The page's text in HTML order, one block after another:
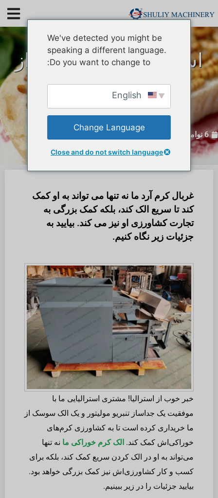
استفاده موفقیت آمیز از
مرتب کننده Shuliy
استرالیا
6 نوامبر 2023
غربال کرم آرد ما نه تنها می تواند به او کمک
کند تا سریع الک کند، بلکه کمک بزرگی به
تجارت کشاورزی او نیز می کند. بیایید به
جزئیات زیر نگاه کنیم.
خبر خوب از استرالیا! مشتری استرالیایی ما با
موفقیت یک جداساز تنبریو مولیتور و یک الک سوسک از
ما خریداری کرده است تا به کشاورزی کرم‌های
خوراکی‌اش کمک کند. الک کرم خوراکی ما نه تنها
می‌تواند به او در الک کردن سریع کمک کند، بلکه برای
کسب و کار کشاورزی‌اش نیز کمک بزرگی خواهد بود.
بیایید جزئیات را در زیر ببینیم.
We've detected you might be
speaking a different language.
Do you want to change to:
Change Language
Close and do not switch language